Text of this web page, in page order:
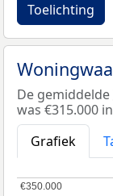
Toelichting
De gemiddelde
was €315.000
Grafiek
€350.000
€350.000